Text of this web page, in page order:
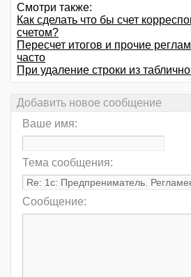
Смотри также:
Как сделать что бы счет
счетом?
Пересчет итогов и прочие
часто
При удаление строки из
Добавить новое сообщение
Ваше имя:
Тема сообщения:
Сообщение: